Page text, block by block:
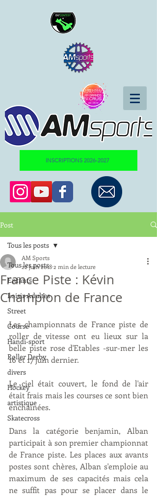
INSCRIPTIONS 2026-2027
Post
Tous les posts
Enfants
Loisir Adultes
Street
Course
Handi-sport
Roller Derby
divers
Hockey
artistique
Skatecross
Tous les posts
France Piste : Kévin
Champion de France
AM Sports
22 juin 20182 min de lecture
Les championnats de France piste de
roller de vitesse ont eu lieux sur la
belle piste rose d'Etables -sur-mer les
16 et 17 juin dernier.
Le ciel était couvert, le fond de l'air
était frais mais les courses ce sont bien
enchaînées.
Dans la catégorie benjamin, Alban
participait à son premier championnat
de France piste. Les places aux avants
postes sont chères, Alban s'emploie au
maximum de ses capacités mais cela
ne suffit pas pour se placer dans le